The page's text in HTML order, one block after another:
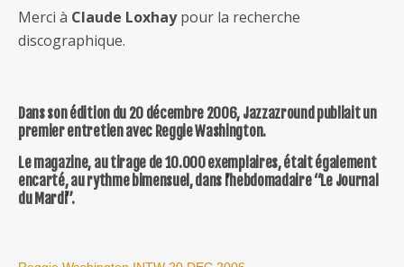
Merci à Claude Loxhaypour la recherche
discographique.
Dans son édition du 20 décembre 2006, Jazzazround publiait un
premier entretien avec Reggie Washington.
Le magazine, au tirage de 10.000 exemplaires, était également
encarté, au rythme bimensuel, dans l’hebdomadaire “Le Journal
du Mardi”.